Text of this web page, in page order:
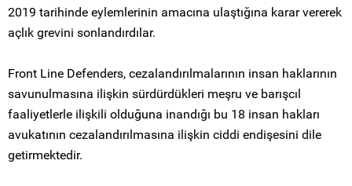
2019 tarihinde eylemlerinin amacına ulaştığına karar vererek
açlık grevini sonlandırdılar.
Front Line Defenders, cezalandırılmalarının insan haklarının
savunulmasına ilişkin sürdürdükleri meşru ve barışcıl
faaliyetlerle ilişkili olduğuna inandığı bu 18 insan hakları
avukatının cezalandırılmasına ilişkin ciddi endişesini dile
getirmektedir.